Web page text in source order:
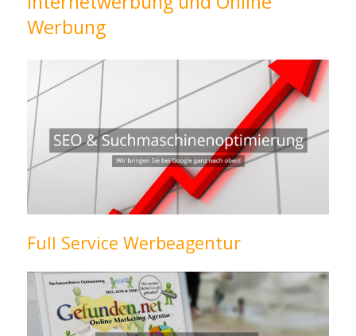
Werbung
Full Service Werbeagentur